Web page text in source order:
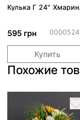
Кулька Г 24"
595 грн
Купить
Похожие